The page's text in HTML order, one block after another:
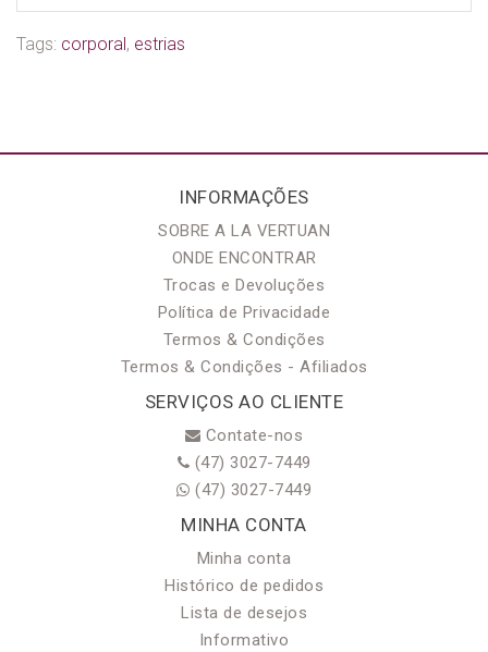
Tags: corporal, estrias
INFORMAÇÕES
SOBRE A LA VERTUAN
ONDE ENCONTRAR
Trocas e Devoluções
Política de Privacidade
Termos & Condições
Termos & Condições - Afiliados
SERVIÇOS AO CLIENTE
Contate-nos
(47) 3027-7449
(47) 3027-7449
MINHA CONTA
Minha conta
Histórico de pedidos
Lista de desejos
Informativo